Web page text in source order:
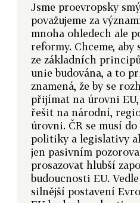
Jsme proevropsky
považujeme za
mnoha ohledech ale
reformy. Chceme, aby
ze základních
unie budována, a to
znamená, že by se
přijímat na úrovni EU,
řešit na národní,
úrovni. ČR se musí
politiky a legislativy
jen pasivním
prosazovat hlubší
budoucnosti EU.
silnější postavení